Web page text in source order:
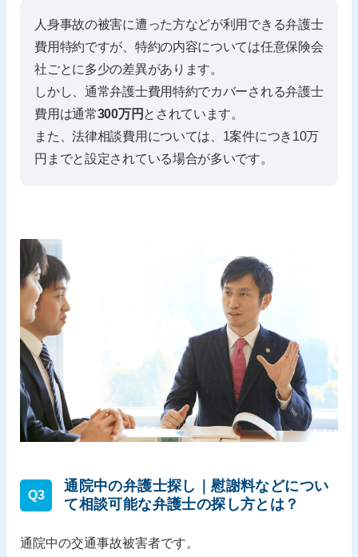
人身事故の被害に遭った方などが利用できる弁護士
費用特約ですが、特約の内容については任意保険会
社ごとに多少の差異があります。
しかし、通常弁護士費用特約でカバーされる弁護士
費用は通常300万円 とされています。
また、法律相談費用については、1案件につき10万
円までと設定されている場合が多いです。
Q3
通院中の弁護士探し｜慰謝料などについ
て相談可能な弁護士の探し方とは？
通院中の交通事故被害者です。